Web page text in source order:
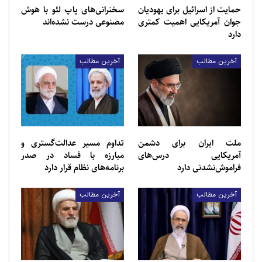
مطالب مرتبط
حمایت از اسرائیل برای یهودیان جوان آمریکایی اهمیت
کمتری دارد
2026/07/23 - 09:21
سخنرانی‌های پاپ لئو با هوش مصنوعی درست نشده‌اند
2026/07/23 - 08:46
عبدالله مددی ادامه داد: نام و یاد شهدا همواره بر بلندای
تاریخ خواهد درخشید؛ این مقامی که شهدا برای خود
کسب کردند به کسی داده نشده است، پدرو مادر و
حمایت از اسرائیل برای یهودیان
جوان آمریکایی اهمیت کمتری
دارد
سخنرانی‌های پاپ لئو با هوش
مصنوعی درست نشده‌اند
آخرین مطالب
ملت ایران برای دشمن
آمریکایی درس‌های
فراموش‌نشدنی دارد
آخرین مطالب
تداوم مسیر عدالت‌گستری و
مبارزه با فساد در صدر
برنامه‌های نظام قرار دارد
آخرین مطالب آخرین مطالب